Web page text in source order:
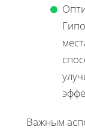
Важным